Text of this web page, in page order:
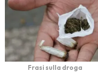
Frasi sulla droga